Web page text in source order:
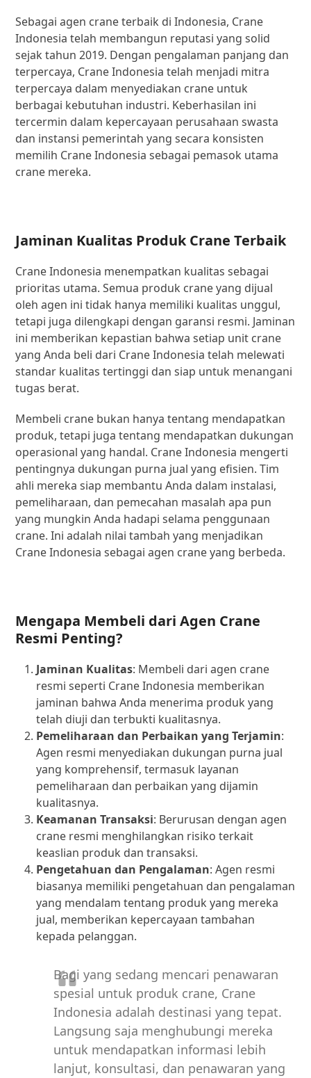
Sebagai agen crane terbaik di Indonesia, Crane
Indonesia telah membangun reputasi yang solid
sejak tahun 2019. Dengan pengalaman panjang dan
terpercaya, Crane Indonesia telah menjadi mitra
terpercaya dalam menyediakan crane untuk
berbagai kebutuhan industri. Keberhasilan ini
tercermin dalam kepercayaan perusahaan swasta
dan instansi pemerintah yang secara konsisten
memilih Crane Indonesia sebagai pemasok utama
crane mereka.
Jaminan Kualitas Produk Crane Terbaik
Crane Indonesia menempatkan kualitas sebagai
prioritas utama. Semua produk crane yang dijual
oleh agen ini tidak hanya memiliki kualitas unggul,
tetapi juga dilengkapi dengan garansi resmi. Jaminan
ini memberikan kepastian bahwa setiap unit crane
yang Anda beli dari Crane Indonesia telah melewati
standar kualitas tertinggi dan siap untuk menangani
tugas berat.
Membeli crane bukan hanya tentang mendapatkan
produk, tetapi juga tentang mendapatkan dukungan
operasional yang handal. Crane Indonesia mengerti
pentingnya dukungan purna jual yang efisien. Tim
ahli mereka siap membantu Anda dalam instalasi,
pemeliharaan, dan pemecahan masalah apa pun
yang mungkin Anda hadapi selama penggunaan
crane. Ini adalah nilai tambah yang menjadikan
Crane Indonesia sebagai agen crane yang berbeda.
Mengapa Membeli dari Agen Crane
Resmi Penting?
Jaminan Kualitas: Membeli dari agen crane
resmi seperti Crane Indonesia memberikan
jaminan bahwa Anda menerima produk yang
telah diuji dan terbukti kualitasnya.
Pemeliharaan dan Perbaikan yang Terjamin:
Agen resmi menyediakan dukungan purna jual
yang komprehensif, termasuk layanan
pemeliharaan dan perbaikan yang dijamin
kualitasnya.
Keamanan Transaksi: Berurusan dengan agen
crane resmi menghilangkan risiko terkait
keaslian produk dan transaksi.
Pengetahuan dan Pengalaman: Agen resmi
biasanya memiliki pengetahuan dan pengalaman
yang mendalam tentang produk yang mereka
jual, memberikan kepercayaan tambahan
kepada pelanggan.
Bagi yang sedang mencari penawaran
spesial untuk produk crane, Crane
Indonesia adalah destinasi yang tepat.
Langsung saja menghubungi mereka
untuk mendapatkan informasi lebih
lanjut, konsultasi, dan penawaran yang